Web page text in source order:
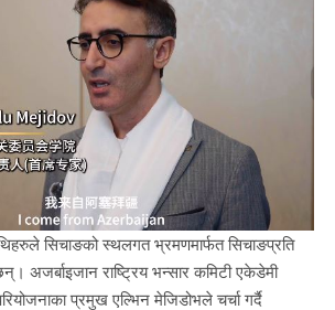
सिचाङको स्थलगत भ्रमणमार्फत सिचाङप्रति
अजर्बाइजान राष्ट्रिय भन्सार कमिटी एकेडेमी
प्रमुख एल्भिन मेजिडोभले चर्चा गर्दै